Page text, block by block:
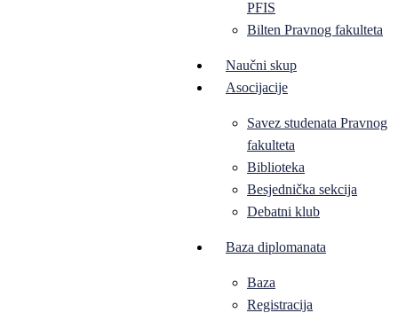
PFIS
Bilten Pravnog fakulteta
Naučni skup
Asocijacije
Savez studenata Pravnog
fakulteta
Biblioteka
Besjednička sekcija
Debatni klub
Baza diplomanata
Baza
Registracija